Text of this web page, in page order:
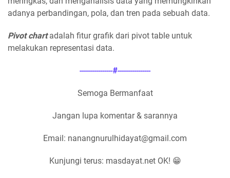
adanya perbandingan, pola, dan tren pada sebuah data.
Pivot chartadalah fitur grafik dari pivot table untuk
melakukan representasi data.
----------------#----------------
Semoga Bermanfaat
Jangan lupa komentar & sarannya
Email: nanangnurulhidayat@gmail.com
Kunjungi terus: masdayat.net OK! 😁